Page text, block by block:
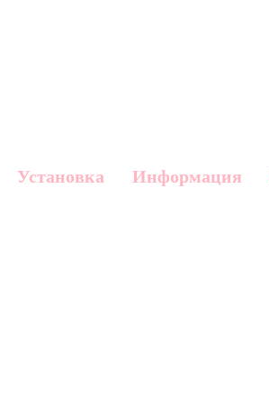
Установка Информация